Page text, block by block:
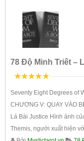
78 Độ Minh Triết –
Seventy Eight Degrees of
CHƯƠNG V: QUAY VÀO
Lá Bài Justice Hình ảnh
Themis, người xuất hiện